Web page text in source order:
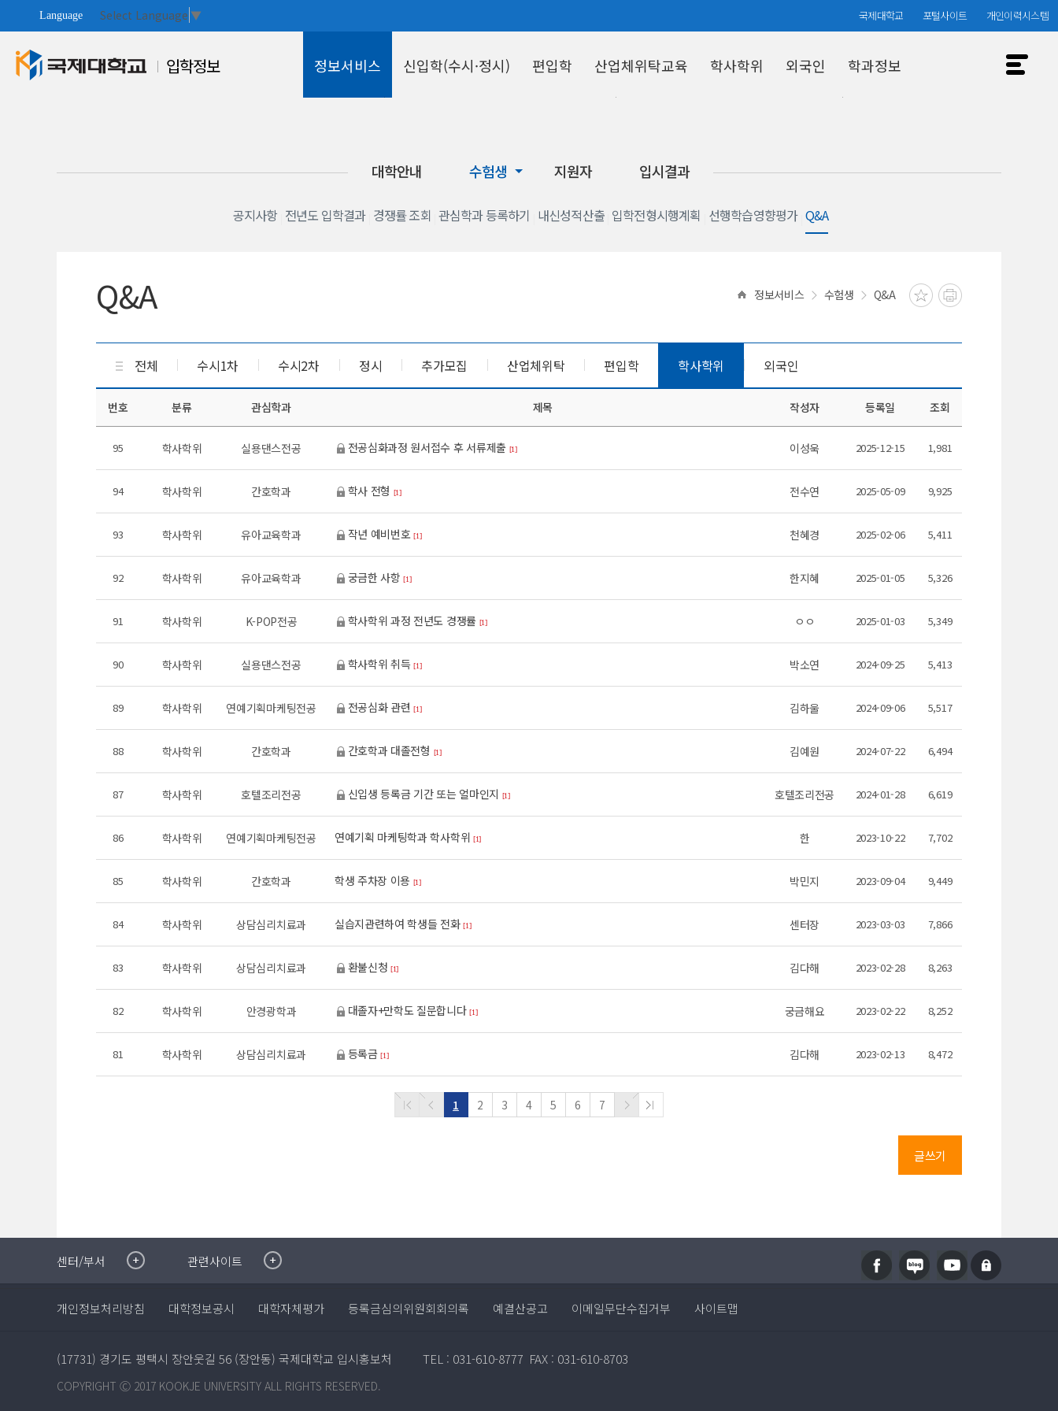
Language Select Language ▼ 국제대학교 포털사이트 개인이력시스템
입학정보 정보서비스 신입학(수시·정시) 편입학 산업체위탁교육 학사학위 외국인 학과정보
대학안내 수험생
공지사항 전년도 입학결과 경쟁률 조회 관심학과 등록하기 내신성적산출 입학전형시행계획 선행학습영향평가 Q&A
지원자 입시결과
Q&A 정보서비스 수험생 Q&A
전체 수시1차 수시2차 정시 추가모집 산업체위탁 편입학 학사학위 외국인
번호 분류 관심학과 제목 작성자 등록일 조회
95 학사학위 실용댄스전공 전공심화과정 원서접수 후 서류제출 [1] 이성욱 2025-12-15 1,981
94 학사학위 간호학과 학사 전형 [1] 전수연 2025-05-09 9,925
93 학사학위 유아교육학과 작년 예비번호 [1] 천혜경 2025-02-06 5,411
92 학사학위 유아교육학과 궁금한 사항 [1] 한지혜 2025-01-05 5,326
91 학사학위 K-POP전공 학사학위 과정 전년도 경쟁률 [1] ㅇㅇ 2025-01-03 5,349
90 학사학위 실용댄스전공 학사학위 취득 [1] 박소연 2024-09-25 5,413
89 학사학위 연예기획마케팅전공 전공심화 관련 [1] 김하울 2024-09-06 5,517
88 학사학위 간호학과 간호학과 대졸전형 [1] 김예원 2024-07-22 6,494
87 학사학위 호텔조리전공 신입생 등록금 기간 또는 얼마인지 [1] 호텔조리전공 2024-01-28 6,619
86 학사학위 연예기획마케팅전공 연예기획 마케팅학과 학사학위 [1] 한 2023-10-22 7,702
85 학사학위 간호학과 학생 주차장 이용 [1] 박민지 2023-09-04 9,449
84 학사학위 상담심리치료과 실습지관련하여 학생들 전화 [1] 센터장 2023-03-03 7,866
83 학사학위 상담심리치료과 환불신청 [1] 김다해 2023-02-28 8,263
82 학사학위 안경광학과 대졸자+만학도 질문합니다 [1] 궁금해요 2023-02-22 8,252
81 학사학위 상담심리치료과 등록금 [1] 김다해 2023-02-13 8,472
1 2 3 4 5 6 7
글쓰기
센터/부서취·창업지원센터
학생생활관
평생교육원
교수학습지원센터
관련사이트
이메일무단수집거부
증명발급사이트
개인정보처리방침 대학정보공시 대학자체평가 등록금심의위원회회의록 예결산공고 이메일무단수집거부 사이트맵
(17731) 경기도 평택시 장안웃길 56 (장안동) 국제대학교 입시홍보처 TEL : 031-610-8777 FAX : 031-610-8703
COPYRIGHT Ⓒ 2017 KOOKJE UNIVERSITY ALL RIGHTS RESERVED.